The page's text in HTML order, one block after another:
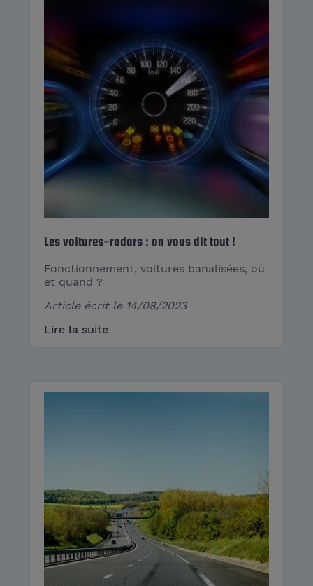
Les voitures-radars : on vous dit tout !
Fonctionnement, voitures banalisées, où
et quand ?
Article écrit le 14/08/2023
Lire la suite